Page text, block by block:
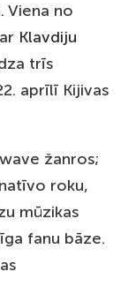
Viena no
Klavdiju
trīs
aprīlī Kijivas
žanros;
roku,
mūzikas
fanu bāze.